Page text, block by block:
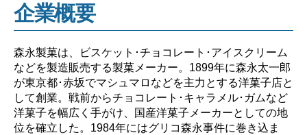
企業概要
森永製菓は、ビスケット･チョコレート･アイスクリーム
などを製造販売する製菓メーカー。1899年に森永太一郎
が東京都･赤坂でマシュマロなどを主力とする洋菓子店と
して創業。戦前からチョコレート･キャラメル･ガムなど
洋菓子を幅広く手がけ、国産洋菓子メーカーとしての地
位を確立した。1984年にはグリコ森永事件に巻き込ま